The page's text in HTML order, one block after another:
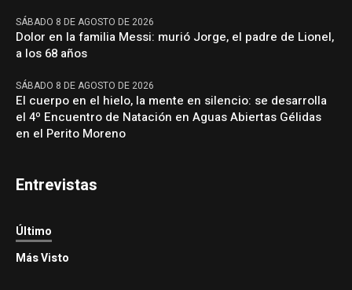
SÁBADO 8 DE AGOSTO DE 2026
Dolor en la familia Messi: murió Jorge, el padre de Lionel,
a los 68 años
SÁBADO 8 DE AGOSTO DE 2026
El cuerpo en el hielo, la mente en silencio: se desarrolla
el 4º Encuentro de Natación en Aguas Abiertas Gélidas
en el Perito Moreno
Entrevistas
Último
Más Visto